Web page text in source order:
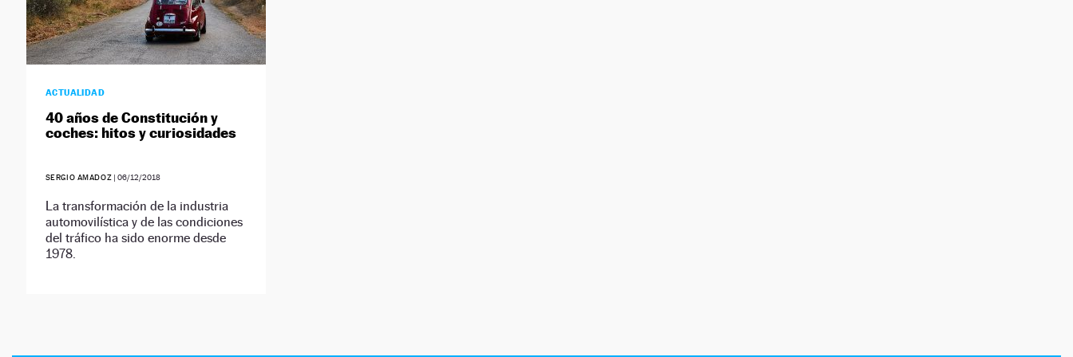
ACTUALIDAD
40 años de Constitución y
coches: hitos y curiosidades
SERGIO AMADOZ |06/12/2018
La transformación de la industria
automovilística y de las condiciones
del tráfico ha sido enorme desde
1978.